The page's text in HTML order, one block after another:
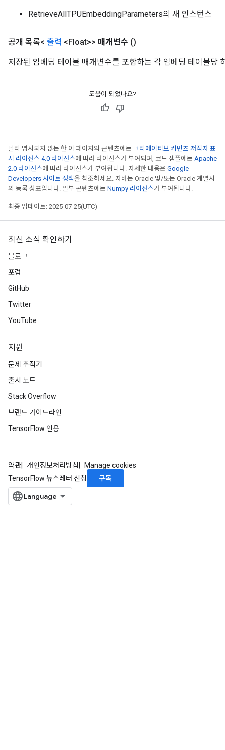
RetrieveAllTPUEmbeddingParameters의 새 인스턴스
공개 목록< 출력 <Float>> 매개변수 ()
저장된 임베딩 테이블 매개변수를 포함하는 각 임베딩 테이블당
도움이 되었나요?
달리 명시되지 않는 한 이 페이지의 콘텐츠에는 크리에이티브 커먼즈 저작자 표
시 라이선스 4.0 라이선스에 따라 라이선스가 부여되며, 코드 샘플에는 Apache
2.0 라이선스에 따라 라이선스가 부여됩니다. 자세한 내용은 Google
Developers 사이트 정책을 참조하세요. 자바는 Oracle 및/또는 Oracle 계열사
의 등록 상표입니다. 일부 콘텐츠에는 Numpy 라이선스가 부여됩니다.
최종 업데이트: 2025-07-25(UTC)
최신 소식 확인하기
블로그
포럼
GitHub
Twitter
YouTube
지원
문제 추적기
출시 노트
Stack Overflow
브랜드 가이드라인
TensorFlow 인용
약관 개인정보처리방침
Manage cookies
TensorFlow 뉴스레터 신청
구독